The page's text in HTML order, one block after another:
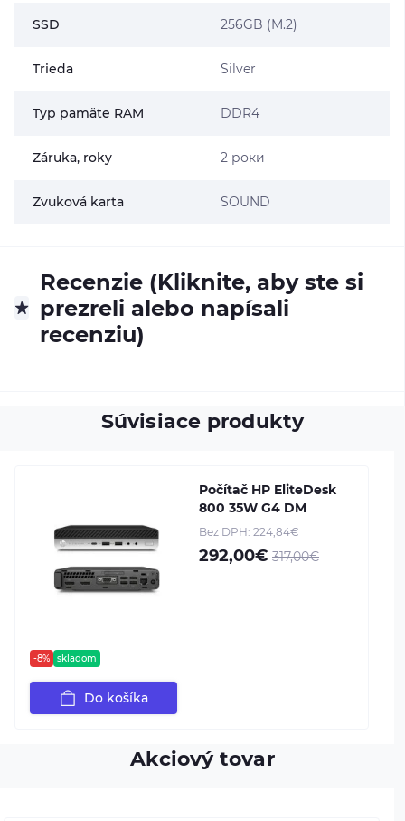
SSD 256GB (M.2)
Trieda Silver
Typ pamäte RAM DDR4
Záruka, roky 2 роки
Zvuková karta SOUND
Recenzie (Kliknite, aby ste si
prezreli alebo napísali
recenziu)
Súvisiace produkty
-8% skladom
Počítač HP EliteDesk
800 35W G4 DM
Bez DPH: 224,84€
292,00€ 317,00€
Do košíka
Akciový tovar